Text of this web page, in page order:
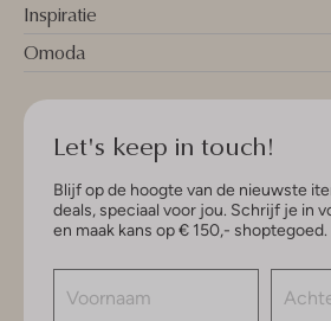
Inspiratie
Omoda
Let's keep in touch!
Blijf op de hoogte van de nieuwste
deals, speciaal voor jou. Schrijf je in
en maak kans op € 150,- shoptegoed.